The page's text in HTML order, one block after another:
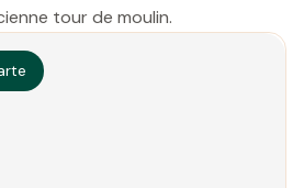
tour de moulin.